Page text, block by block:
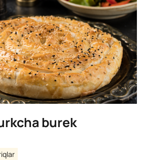
burek